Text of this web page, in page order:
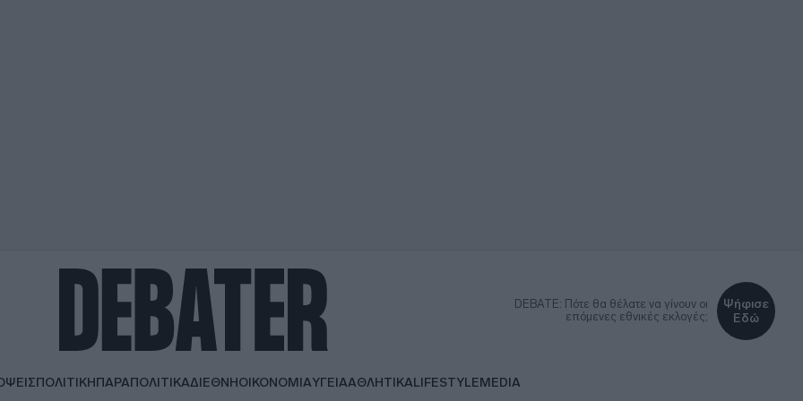
DEBATE: Πότε θα θέλατε να γίνουν οι
επόμενες εθνικές εκλογές;
Ψήφισε
Εδώ
ΠΟΛΙΤΙΚΗΠΑΡΑΠΟΛΙΤΙΚΑΔΙΕΘΝΗΟΙΚΟΝΟΜΙΑΥΓΕΙΑΑΘΛΗΤΙΚΑLIFESTYLEMEDIA